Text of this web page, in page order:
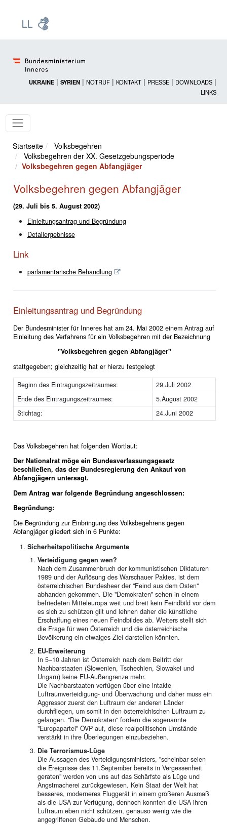
UKRAINE | SYRIEN | NOTRUF | KONTAKT | PRESSE | DOWNLOADS |
LINKS
Startseite
Volksbegehren
Volksbegehren der XX. Gesetzgebungsperiode
Volksbegehren gegen Abfangjäger
Volksbegehren gegen Abfangjäger
(29. Juli bis 5. August 2002)
Einleitungsantrag und Begründung
Detailergebnisse
Link
parlamentarische Behandlung
Einleitungsantrag und Begründung
Der Bundesminister für Inneres hat am 24. Mai 2002 einem Antrag auf
Einleitung des Verfahrens für ein Volksbegehren mit der Bezeichnung
"Volksbegehren gegen Abfangjäger"
stattgegeben; gleichzeitig hat er hierzu festgelegt
Beginn des Eintragungszeitraumes:
29.Juli 2002
Ende des Eintragungszeitraumes:
5.August 2002
Stichtag:
24.Juni 2002
Das Volksbegehren hat folgenden Wortlaut:
Der Nationalrat möge ein Bundesverfassungsgesetz
beschließen, das der Bundesregierung den Ankauf von
Abfangjägern untersagt.
Dem Antrag war folgende Begründung angeschlossen:
Begründung:
Die Begründung zur Einbringung des Volksbegehrens gegen
Abfangjäger gliedert sich in 6 Punkte:
Sicherheitspolitische Argumente
Verteidigung gegen wen?
Nach dem Zusammenbruch der kommunistischen Diktaturen
1989 und der Auflösung des Warschauer Paktes, ist dem
österreichischen Bundesheer der "Feind aus dem Osten"
abhanden gekommen. Die "Demokraten" sehen in einem
befriedeten Mitteleuropa weit und breit kein Feindbild vor dem
es sich zu schützen gilt und lehnen daher die künstliche
Erschaffung eines neuen Feindbildes ab. Weiters stellt sich
die Frage für wen Österreich und die österreichische
Bevölkerung ein etwaiges Ziel darstellen könnten.
EU-Erweiterung
In 5–10 Jahren ist Österreich nach dem Beitritt der
Nachbarstaaten (Slowenien, Tschechien, Slowakei und
Ungarn) keine EU-Außengrenze mehr.
Die Nachbarstaaten verfügen über eine intakte
Luftraumverteidigung- und Überwachung und daher muss ein
Aggressor zuerst den Luftraum der anderen Länder
durchfliegen, um somit in den österreichischen Luftraum zu
gelangen. "Die Demokraten" fordern die sogenannte
"Europapartei" ÖVP auf, diese realpolitischen Umstände
verstärkt in ihre Überlegungen einzubeziehen.
Die Terrorismus-Lüge
Die Aussagen des Verteidigungsministers, "scheinbar seien
die Ereignisse des 11.September bereits in Vergessenheit
geraten" werden von uns auf das Schärfste als Lüge und
Angstmacherei zurückgewiesen. Kein Staat der Welt hat
besseres, moderneres Fluggerät in einem größeren Ausmaß
als die USA zur Verfügung, dennoch konnten die USA ihren
Luftraum eben nicht schützen, genauso wenig wie die
angegriffenen Gebäude und Menschen.